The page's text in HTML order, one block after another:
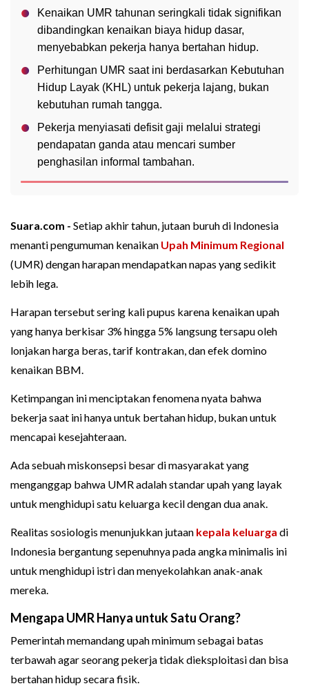
Kenaikan UMR tahunan seringkali tidak signifikan
dibandingkan kenaikan biaya hidup dasar,
menyebabkan pekerja hanya bertahan hidup.
Perhitungan UMR saat ini berdasarkan Kebutuhan
Hidup Layak (KHL) untuk pekerja lajang, bukan
kebutuhan rumah tangga.
Pekerja menyiasati defisit gaji melalui strategi
pendapatan ganda atau mencari sumber
penghasilan informal tambahan.
Suara.com - Setiap akhir tahun, jutaan buruh di Indonesia
menanti pengumuman kenaikan Upah Minimum Regional
(UMR) dengan harapan mendapatkan napas yang sedikit
lebih lega.
Harapan tersebut sering kali pupus karena kenaikan upah
yang hanya berkisar 3% hingga 5% langsung tersapu oleh
lonjakan harga beras, tarif kontrakan, dan efek domino
kenaikan BBM.
Ketimpangan ini menciptakan fenomena nyata bahwa
bekerja saat ini hanya untuk bertahan hidup, bukan untuk
mencapai kesejahteraan.
Ada sebuah miskonsepsi besar di masyarakat yang
menganggap bahwa UMR adalah standar upah yang layak
untuk menghidupi satu keluarga kecil dengan dua anak.
Realitas sosiologis menunjukkan jutaan kepala keluarga di
Indonesia bergantung sepenuhnya pada angka minimalis ini
untuk menghidupi istri dan menyekolahkan anak-anak
mereka.
Mengapa UMR Hanya untuk Satu Orang?
Pemerintah memandang upah minimum sebagai batas
terbawah agar seorang pekerja tidak dieksploitasi dan bisa
bertahan hidup secara fisik.